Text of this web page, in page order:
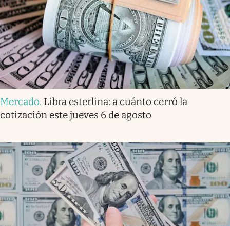
Mercado. Libra esterlina: a cuánto cerró la
cotización este jueves 6 de agosto